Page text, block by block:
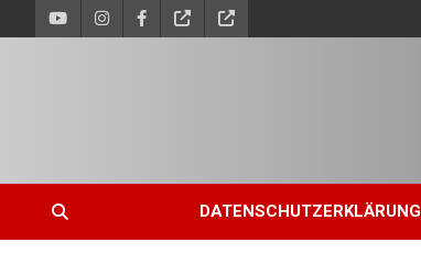
DATENSCHUTZERKLÄRUNG